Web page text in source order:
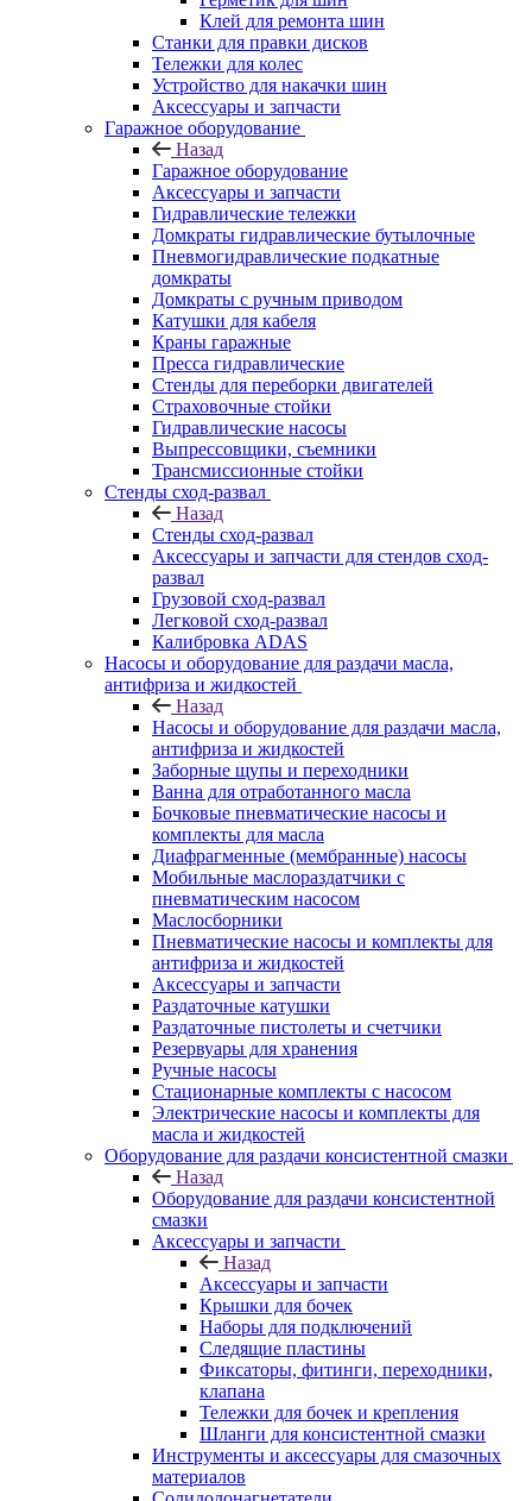
Клей для ремонта шин
Станки для правки дисков
Тележки для колес
Устройство для накачки шин
Аксессуары и запчасти
Гаражное оборудование
Назад
Гаражное оборудование
Аксессуары и запчасти
Гидравлические тележки
Домкраты гидравлические бутылочные
Пневмогидравлические подкатные
домкраты
Домкраты с ручным приводом
Катушки для кабеля
Краны гаражные
Пресса гидравлические
Стенды для переборки двигателей
Страховочные стойки
Гидравлические насосы
Выпрессовщики, съемники
Трансмиссионные стойки
Стенды сход-развал
Назад
Стенды сход-развал
Аксессуары и запчасти для стендов сход-
развал
Грузовой сход-развал
Легковой сход-развал
Калибровка ADAS
Насосы и оборудование для раздачи масла,
антифриза и жидкостей
Назад
Насосы и оборудование для раздачи масла,
антифриза и жидкостей
Заборные щупы и переходники
Ванна для отработанного масла
Бочковые пневматические насосы и
комплекты для масла
Диафрагменные (мембранные) насосы
Мобильные маслораздатчики с
пневматическим насосом
Маслосборники
Пневматические насосы и комплекты для
антифриза и жидкостей
Аксессуары и запчасти
Раздаточные катушки
Раздаточные пистолеты и счетчики
Резервуары для хранения
Ручные насосы
Стационарные комплекты с насосом
Электрические насосы и комплекты для
масла и жидкостей
Оборудование для раздачи консистентной смазки
Назад
Оборудование для раздачи консистентной
смазки
Аксессуары и запчасти
Назад
Аксессуары и запчасти
Крышки для бочек
Наборы для подключений
Следящие пластины
Фиксаторы, фитинги, переходники,
клапана
Тележки для бочек и крепления
Шланги для консистентной смазки
Инструменты и аксессуары для смазочных
материалов